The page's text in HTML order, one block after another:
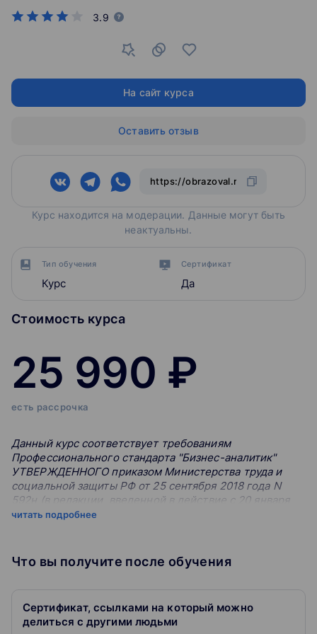
Курс находится на модерации. Данные могут быть
неактуальны.
Тип обучения
Курс
Сертификат
Да
Стоимость курса
25 990 ₽
есть рассрочка
Данный курс соответствует требованиям
Профессионального стандарта "Бизнес-аналитик"
УТВЕРЖДЕННОГО приказом Министерства труда и
социальной защиты РФ от 25 сентября 2018 года N
592н (в редакции, введенной в действие с 20 января
2019 года приказом Минтруда России от 14 декабря
Международный Институт Бизнес-Анализа (IIBA)
изменений путем определения потребностей и
предложения решений, которые предполагают выгоду
читать подробнее
Что вы получите после обучения
Сертификат, ссылками на который можно
делиться с другими людьми
3.9
На сайт курса
Оставить отзыв